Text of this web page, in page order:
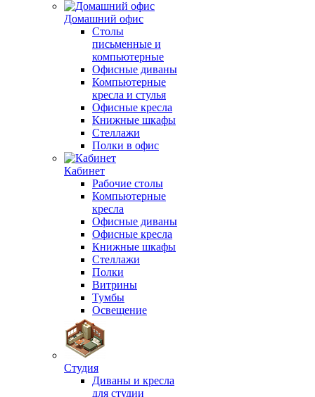
Домашний офис
Столы
письменные и
компьютерные
Офисные диваны
Компьютерные
кресла и стулья
Офисные кресла
Книжные шкафы
Стеллажи
Полки в офис
Кабинет
Рабочие столы
Компьютерные
кресла
Офисные диваны
Офисные кресла
Книжные шкафы
Стеллажи
Полки
Витрины
Тумбы
Освещение
Студия
Диваны и кресла
для студии